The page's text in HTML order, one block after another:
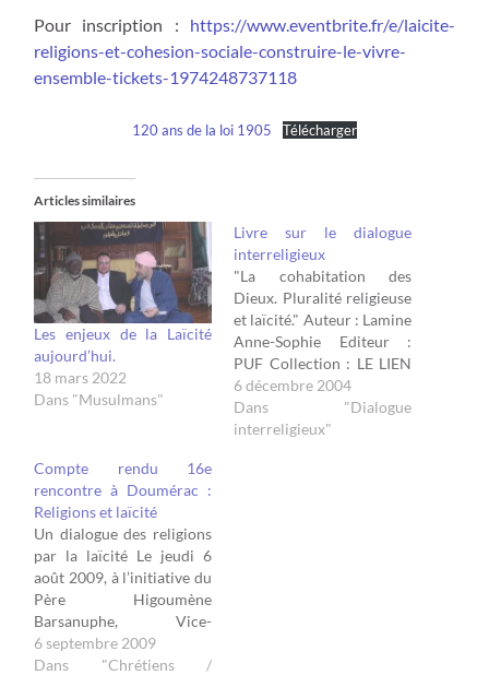
Pour inscription : https://www.eventbrite.fr/e/laicite-
religions-et-cohesion-sociale-construire-le-vivre-
ensemble-tickets-1974248737118
120 ans de la loi 1905 Télécharger
Articles similaires
Les enjeux de la Laïcité
aujourd’hui.
18 mars 2022
Dans "Musulmans"
Livre sur le dialogue
interreligieux
"La cohabitation des
Dieux. Pluralité religieuse
et laïcité." Auteur : Lamine
Anne-Sophie Editeur :
PUF Collection : LE LIEN
SOCIAL Paru le :
19/11/2004 Prix Editeur :
25.00 Résumé Les
6 décembre 2004
Dans "Dialogue
interreligieux"
Compte rendu 16e
rencontre à Doumérac :
Religions et laïcité
Un dialogue des religions
par la laïcité Le jeudi 6
août 2009, à l’initiative du
Père Higoumène
Barsanuphe, Vice-
Président de la
Conférence Mondiale des
6 septembre 2009
Dans "Chrétiens /